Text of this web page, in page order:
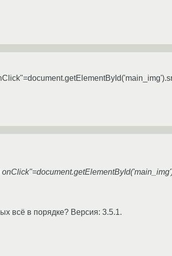
всё в порядке? Версия: 3.5.1.